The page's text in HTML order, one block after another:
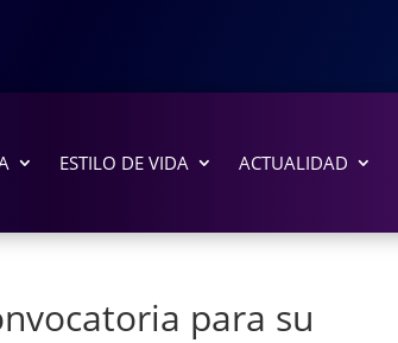
ESTILO DE VIDA ACTUALIDAD
para su